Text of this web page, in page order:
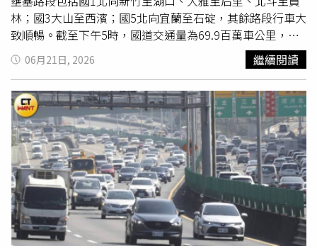
林；國3大山至西濱；國5北向宜蘭至石碇，其餘路段行車大
致順暢。截至下午5時，國道交通量為69.9百萬車公里，預
估今日交通量為108百萬車公里，仍在預期範圍。另查今日
13時2分於國3北向141公里處發生2起3輛小客車追撞事故，
占用內線車道，於13時19分排除，造成後方車流回堵2公
里；13時7分於國3北向44公里處發生3輛小客車追撞事故，
占用內3線車道，於13時43分排除，造成後方車流回堵6.5
公里；15時30分於國1北向164.1公里處發生3輛小客車追撞
事故，占用外路肩，於15時34分排除，造成後方車流回堵4
公里，均導致車輛回堵影響整體車流。高公局呼籲民眾出門
務必檢查好車況並養足精神，開車時需繫妥安全帶並手握方
向盤，務必保持足夠之行車安全間距，隨時注意前方動態，
勿過度倚賴輔助駕駛系統，更不可超速行駛，以確保行車安
全。
06月21日, 2026 繼續閱讀